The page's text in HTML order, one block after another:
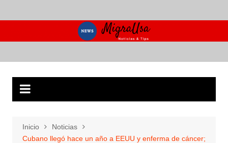
al
Inicio
Noticias
Cubano llegó hace un año a EEUU y enferma de cáncer;